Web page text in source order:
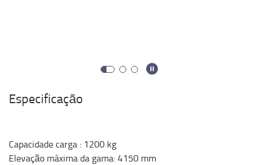
Especificação
Capacidade carga : 1200 kg
Elevação máxima da gama:4150 mm